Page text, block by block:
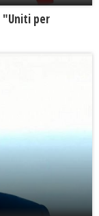
"Uniti per